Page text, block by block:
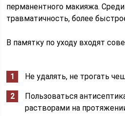
перманентного макияжа.
травматичность, более
В памятку по уходу входят
Не удалять, не трогать
Пользоваться
растворами на